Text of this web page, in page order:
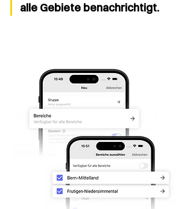
alle Gebiete benachrichtigt.